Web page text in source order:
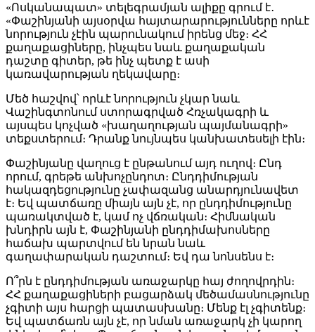
«Ոսկանապատ» տելեգրամյան ալիքը գրում է․
«Փաշինյանի այսօրվա հայտարարությունները որևէ
նորություն չէին պարունակում իրենց մեջ։ ՀՀ
քաղաքացիները, ինչպես նաև քաղաքական
դաշտը գիտեր, թե ինչ պետք է ասի
կառավարության ղեկավարը։
Մեծ հաշվով՝ որևէ նորություն չկար նաև
Վաշինգտոնում ստորագրված Հռչակագրի և
այսպես կոչված «խաղաղության պայմանագրի»
տեքստերում։ Դրանք նույնպես կանխատեսելի էին։
Փաշինյանը վաղուց է ընթանում այդ ուղով։ Ընդ
որում, գրեթե անխոչընդոտ։ Ընդդիմության
հակազդեցությունը չափազանց անարդյունավետ
է։ Եվ պատճառը միայն այն չէ, որ ընդդիմությունը
պառակտված է, կամ ոչ վճռական։ Հիմնական
խնդիրն այն է, Փաշինյանի ընդդիմախոսները
հաճախ պարտվում են նրան նաև
գաղափարական դաշտում։ Եվ դա նոնսենս է։
Ո՞րն է ընդդիմության առաջարկը հայ ժողովրդին։
ՀՀ քաղաքացիների բացարձակ մեծամասնությունը
չգիտի այս հարցի պատասխանը։ Մենք էլ չգիտենք։
Եվ պատճառն այն չէ, որ նման առաջարկ չի կարող